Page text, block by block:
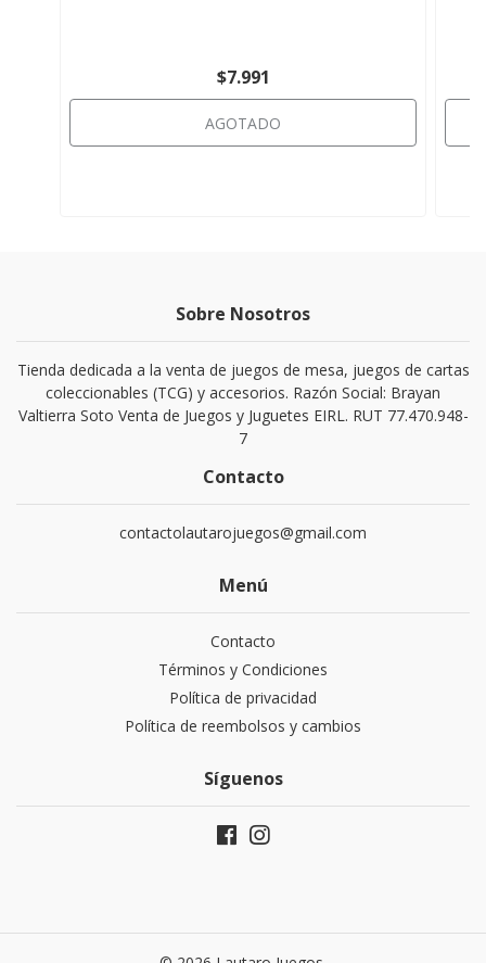
$7.991
AGOTADO
Sobre Nosotros
Tienda dedicada a la venta de juegos de mesa, juegos de cartas
coleccionables (TCG) y accesorios. Razón Social: Brayan
Valtierra Soto Venta de Juegos y Juguetes EIRL. RUT 77.470.948-
7
Contacto
contactolautarojuegos@gmail.com
Menú
Contacto
Términos y Condiciones
Política de privacidad
Política de reembolsos y cambios
Síguenos